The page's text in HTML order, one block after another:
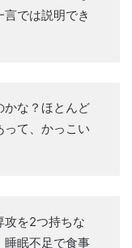
では説明でき
かな？ほとんど
て、かっこい
攻を2つ持ちな
睡眠不足で食事